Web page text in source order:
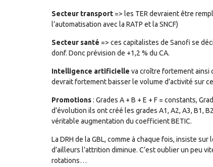
Secteur transport => les TER devraient être
l’automatisation avec la RATP et la SNCF)
Secteur santé => ces capitalistes de Sanofi se
donf. Donc prévision de +1,2 % du CA.
Intelligence artificielle va croître fortement ainsi
devrait fortement baisser le volume d’activité sur
Promotions: Grades A + B + E + F = constants,
d’évolution ils ont créé les grades A1, A2, A3, B1,
véritable augmentation du coefficient BETIC.
La DRH de la GBL, comme à chaque fois, insiste
d’ailleurs l’attrition diminue. C’est oublier un peu
rotations…